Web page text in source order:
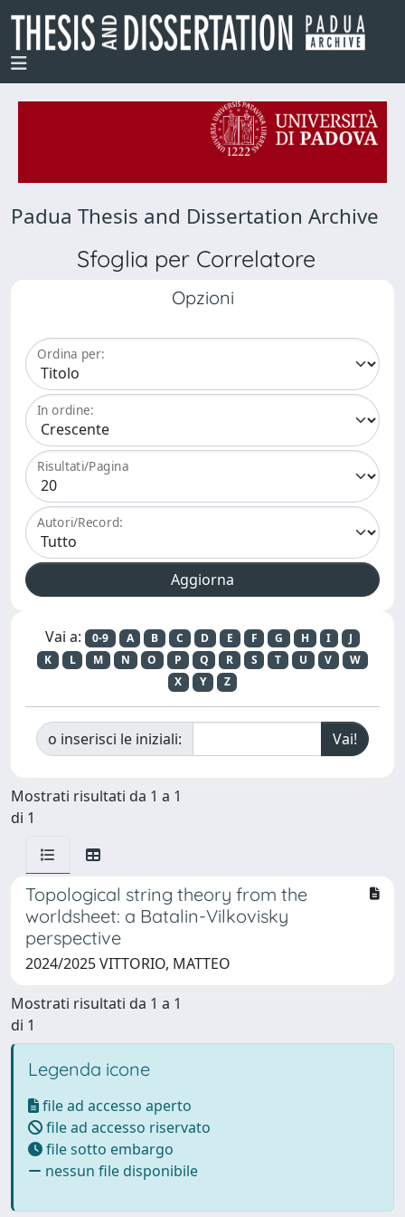
Padua Thesis and Dissertation Archive
Sfoglia per Correlatore
Opzioni
Ordina per:
In ordine:
Risultati/Pagina
Autori/Record:
Vai a: 0-9 A B C D E F G H I
J
K
L M N O P Q R S T U V
W
X
Y Z
o inserisci le iniziali:
Mostrati risultati da 1 a 1
di 1
Topological string theory from the
worldsheet: a Batalin-Vilkovisky
perspective
2024/2025 VITTORIO, MATTEO
Mostrati risultati da 1 a 1
di 1
Legenda icone
file ad accesso aperto
file ad accesso riservato
file sotto embargo
nessun file disponibile